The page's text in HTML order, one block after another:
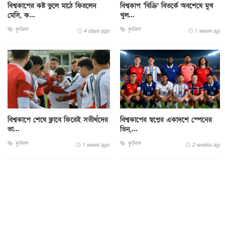
বিশ্বকাপের কষ্ট ভুলে মাঠে ফিরলেন
মেসি, ক...
ফুটবল 4 days ago
বিশ্বকাপ ‘বিক্রি’ বিতর্কে অবশেষে মুখ
খুল...
ফুটবল 1 week ago
বিশ্বকাপে শেষে ক্লাবে ফিরেই সতীর্থদের
ভা...
ফুটবল 1 week ago
বিশ্বকাপের স্বপ্নের একাদশে স্পেনের
তিন,...
ফুটবল 2 weeks ago